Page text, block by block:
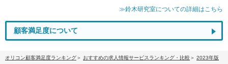
≫鈴木研究室についての詳細はこちら
顧客満足度について
オリコン顧客満足度ランキング おすすめの求人情報サービスランキング・比較
2023年版